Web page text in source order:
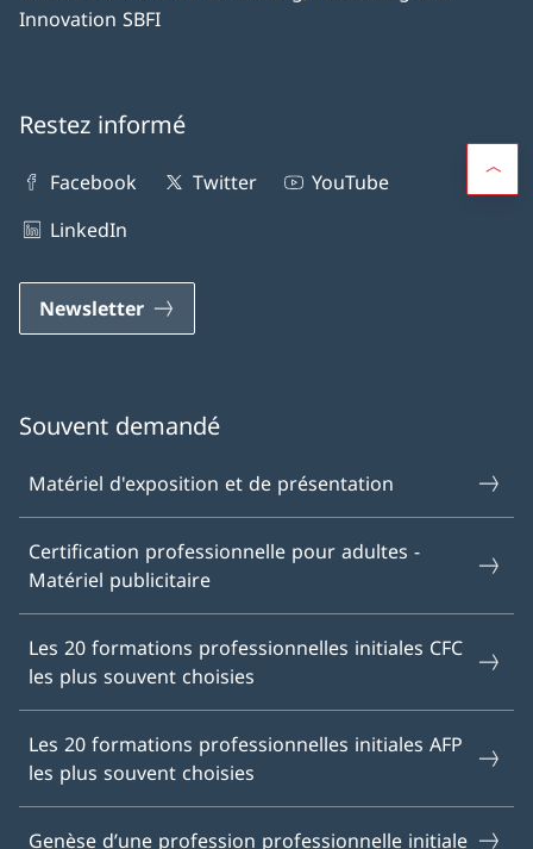
Innovation SBFI
Restez informé
Facebook Twitter
YouTube
LinkedIn
Newsletter
Souvent demandé
Matériel d'exposition et de présentation
Certification professionnelle pour adultes -
Matériel publicitaire
Les 20 formations professionnelles initiales CFC
les plus souvent choisies
Les 20 formations professionnelles initiales AFP
les plus souvent choisies
Genèse d’une profession professionnelle initiale